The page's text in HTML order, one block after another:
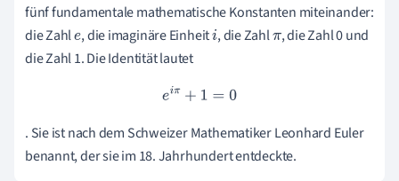
fünf fundamentale mathematische Konstanten miteinander:
die Zahle, die imaginäre Einheiti, die Zahlπ, die Zahl 0 und
die Zahl 1. Die Identität lautet
e iπ+1 =0
. Sie ist nach dem Schweizer Mathematiker Leonhard Euler
benannt, der sie im 18. Jahrhundert entdeckte.